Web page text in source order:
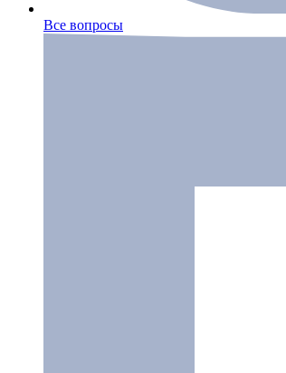
Все вопросы